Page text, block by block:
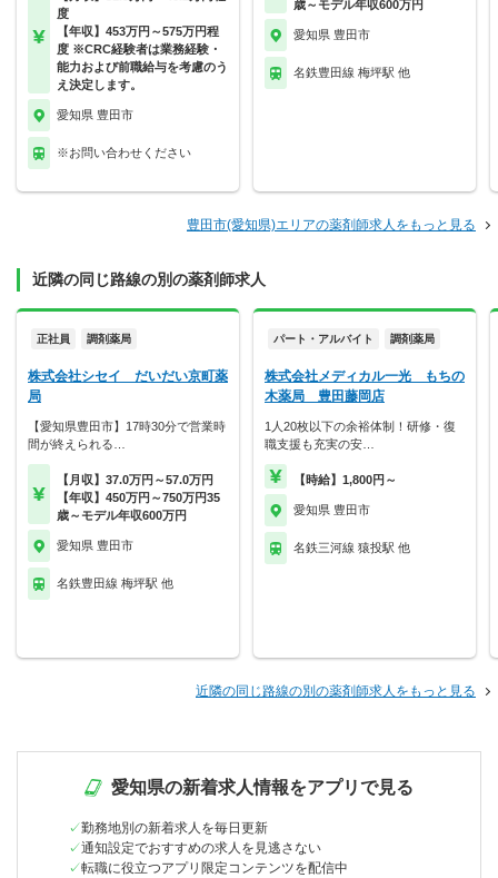
度
【年収】453万円～575万円程
度 ※CRC経験者は業務経験・
能力および前職給与を考慮のう
え決定します。
愛知県 豊田市
※お問い合わせください
歳～モデル年収600万円
愛知県 豊田市
名鉄豊田線 梅坪駅 他
豊田市(愛知県)エリアの薬剤師求人をもっと見る
近隣の同じ路線の別の薬剤師求人
正社員 調剤薬局
株式会社シセイ だいだい京町薬
局
【愛知県豊田市】17時30分で営業時
間が終えられる…
【月収】37.0万円～57.0万円
【年収】450万円～750万円35
歳～モデル年収600万円
愛知県 豊田市
名鉄豊田線 梅坪駅 他
パート・アルバイト 調剤薬局
株式会社メディカル一光 もちの
木薬局 豊田藤岡店
1人20枚以下の余裕体制！研修・復
職支援も充実の安…
【時給】1,800円～
愛知県 豊田市
名鉄三河線 猿投駅 他
近隣の同じ路線の別の薬剤師求人をもっと見る
愛知県の新着求人情報をアプリで見る
勤務地別の新着求人を毎日更新
通知設定でおすすめの求人を見逃さない
転職に役立つアプリ限定コンテンツを配信中